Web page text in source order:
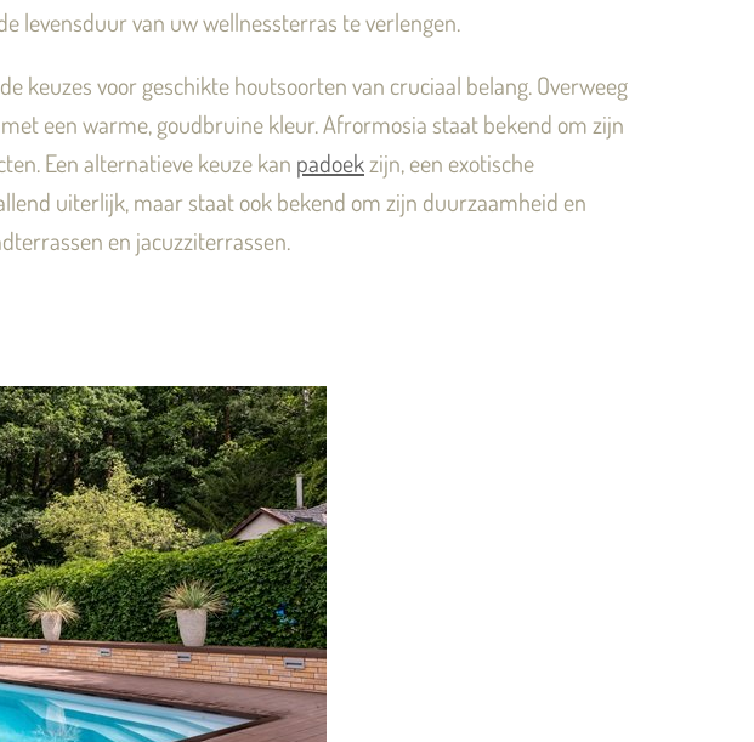
levensduur van uw wellnessterras te verlengen.
keuzes voor geschikte houtsoorten van cruciaal belang. Overweeg
een warme, goudbruine kleur. Afrormosia staat bekend om zijn
Een alternatieve keuze kan padoekzijn, een exotische
uiterlijk, maar staat ook bekend om zijn duurzaamheid en
en jacuzziterrassen.